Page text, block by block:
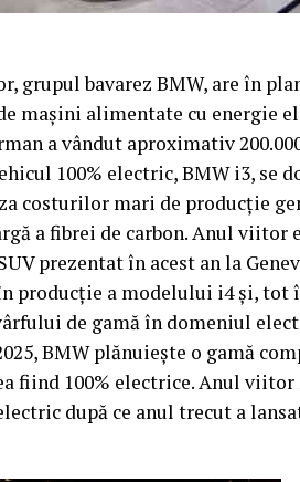
bavarez BMW, are în
maşini alimentate cu energie
a vândut aproximativ
100% electric, BMW i3, se
costurilor mari de producţie
a fibrei de carbon.Anul viitor
prezentat în acest an la
producţie a modelului i4 şi, tot
de gamă în domeniul
BMW plănuieşte o gamă
fiind 100% electrice. Anul
după ce anul trecut a